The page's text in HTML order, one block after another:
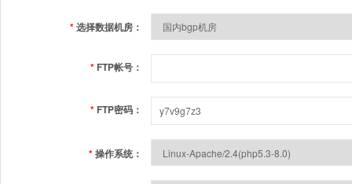
*选择数据机房：
* FTP帐号：
* FTP密码：
*操作系统：